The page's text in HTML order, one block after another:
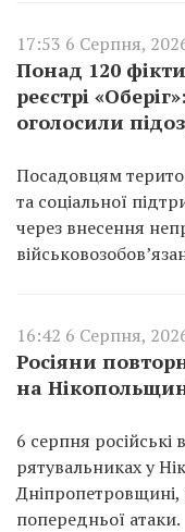
17:53 6 Серпня,
Понад 120
реєстрі
оголосили
Посадовцям
та соціальної
через внесення
16:42 6 Серпня,
Росіяни
на
6 серпня
рятувальниках у
Дніпропетровщині,
попередньої атаки.